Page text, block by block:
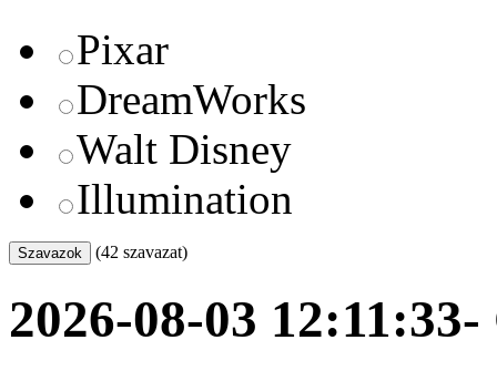
Pixar
DreamWorks
Walt Disney
Illumination
(42 szavazat)
2026-08-03 12:11:33-